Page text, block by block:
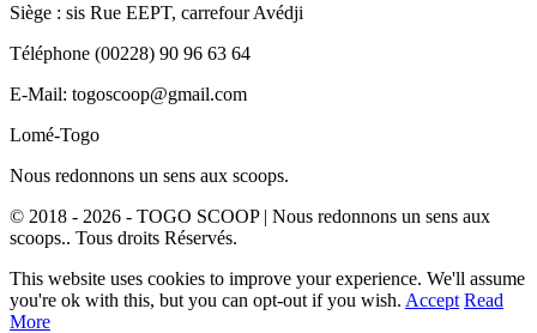
Siège : sis Rue EEPT, carrefour Avédji
Téléphone (00228) 90 96 63 64
E-Mail: togoscoop@gmail.com
Lomé-Togo
Nous redonnons un sens aux scoops.
© 2018 - 2026 - TOGO SCOOP | Nous redonnons un sens aux
scoops.. Tous droits Réservés.
This website uses cookies to improve your experience. We'll assume
you're ok with this, but you can opt-out if you wish. Accept Read
More